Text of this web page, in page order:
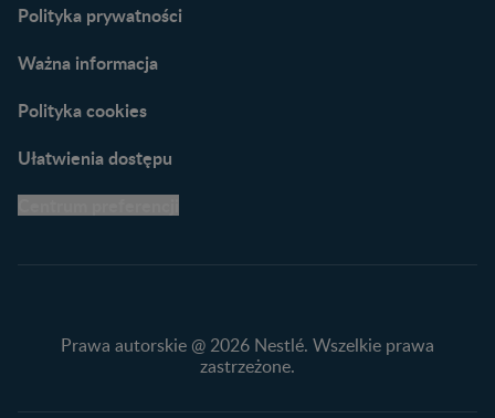
Polityka prywatności
Ważna informacja
Polityka cookies
Ułatwienia dostępu
Prawa autorskie @ 2026 Nestlé. Wszelkie prawa
zastrzeżone.